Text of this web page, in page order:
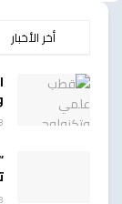
أخر الأخبار
8
28